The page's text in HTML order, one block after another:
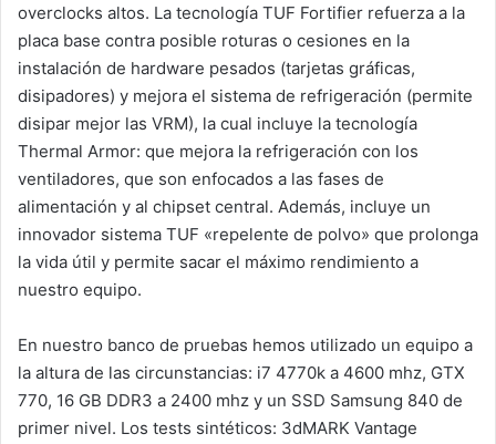
overclocks altos. La tecnología TUF Fortifier refuerza a la
placa base contra posible roturas o cesiones en la
instalación de hardware pesados (tarjetas gráficas,
disipadores) y mejora el sistema de refrigeración (permite
disipar mejor las VRM), la cual incluye la tecnología
Thermal Armor: que mejora la refrigeración con los
ventiladores, que son enfocados a las fases de
alimentación y al chipset central. Además, incluye un
innovador sistema TUF «repelente de polvo» que prolonga
la vida útil y permite sacar el máximo rendimiento a
nuestro equipo.
En nuestro banco de pruebas hemos utilizado un equipo a
la altura de las circunstancias: i7 4770k a 4600 mhz, GTX
770, 16 GB DDR3 a 2400 mhz y un SSD Samsung 840 de
primer nivel. Los tests sintéticos: 3dMARK Vantage